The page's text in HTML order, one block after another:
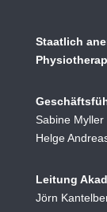
Staatlich
Sabine Myller
Helge
Leitung
Jörn